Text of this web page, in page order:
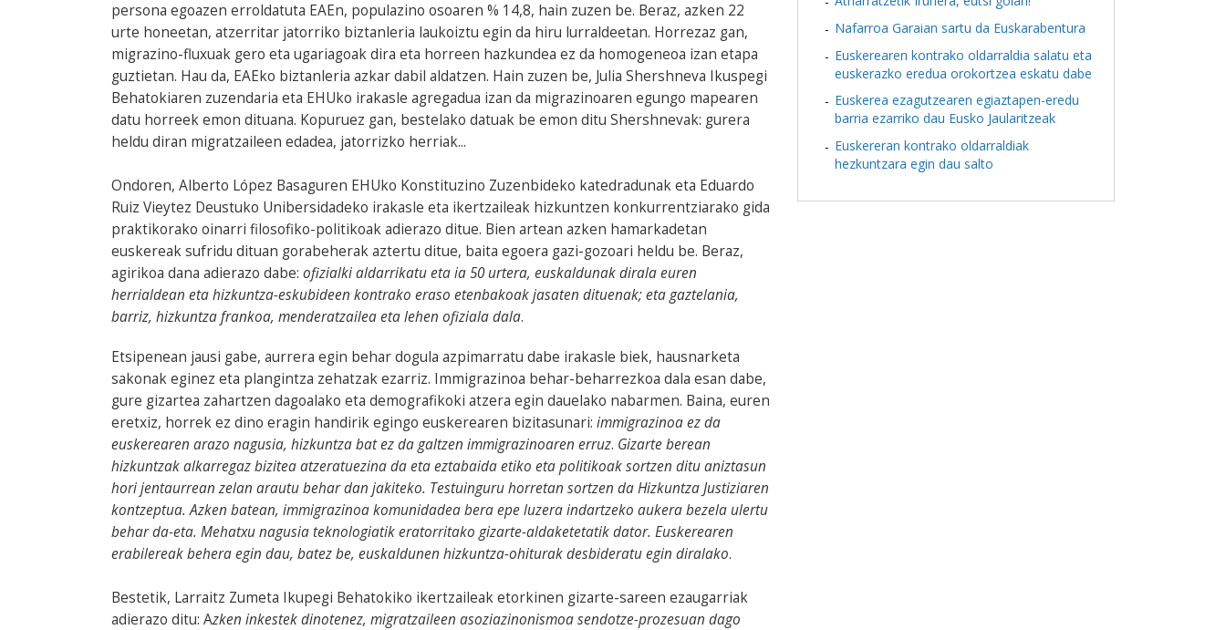
persona egoazen erroldatuta EAEn, populazino osoaren % 14,8, hain zuzen be. Beraz, azken 22
urte honeetan, atzerritar jatorriko biztanleria laukoiztu egin da hiru lurraldeetan. Horrezaz gan,
migrazino-fluxuak gero eta ugariagoak dira eta horreen hazkundea ez da homogeneoa izan etapa
guztietan. Hau da, EAEko biztanleria azkar dabil aldatzen. Hain zuzen be, Julia Shershneva Ikuspegi
Behatokiaren zuzendaria eta EHUko irakasle agregadua izan da migrazinoaren egungo mapearen
datu horreek emon dituana. Kopuruez gan, bestelako datuak be emon ditu Shershnevak: gurera
heldu diran migratzaileen edadea, jatorrizko herriak...
Ondoren, Alberto López Basaguren EHUko Konstituzino Zuzenbideko katedradunak eta Eduardo
Ruiz Vieytez Deustuko Unibersidadeko irakasle eta ikertzaileak hizkuntzen konkurrentziarako gida
praktikorako oinarri filosofiko-politikoak adierazo ditue. Bien artean azken hamarkadetan
euskereak sufridu dituan gorabeherak aztertu ditue, baita egoera gazi-gozoari heldu be. Beraz,
agirikoa dana adierazo dabe: ofizialki aldarrikatu eta ia 50 urtera, euskaldunak dirala euren
herrialdean eta hizkuntza-eskubideen kontrako eraso etenbakoak jasaten dituenak; eta gaztelania,
barriz, hizkuntza frankoa, menderatzailea eta lehen ofiziala dala.
Etsipenean jausi gabe, aurrera egin behar dogula azpimarratu dabe irakasle biek, hausnarketa
sakonak eginez eta plangintza zehatzak ezarriz. Immigrazinoa behar-beharrezkoa dala esan dabe,
gure gizartea zahartzen dagoalako eta demografikoki atzera egin dauelako nabarmen. Baina, euren
eretxiz, horrek ez dino eragin handirik egingo euskerearen bizitasunari: immigrazinoa ez da
euskerearen arazo nagusia, hizkuntza bat ez da galtzen immigrazinoaren erruz. Gizarte berean
hizkuntzak alkarregaz bizitea atzeratuezina da eta eztabaida etiko eta politikoak sortzen ditu aniztasun
hori jentaurrean zelan arautu behar dan jakiteko. Testuinguru horretan sortzen da Hizkuntza Justiziaren
kontzeptua. Azken batean, immigrazinoa komunidadea bera epe luzera indartzeko aukera bezela ulertu
behar da-eta. Mehatxu nagusia teknologiatik eratorritako gizarte-aldaketetatik dator. Euskerearen
erabilereak behera egin dau, batez be, euskaldunen hizkuntza-ohiturak desbideratu egin diralako.
Bestetik, Larraitz Zumeta Ikupegi Behatokiko ikertzaileak etorkinen gizarte-sareen ezaugarriak
adierazo ditu: Azken inkestek dinotenez, migratzaileen asoziazinonismoa sendotze-prozesuan dago
Nafarroa Garaian sartu da Euskarabentura
Euskerearen kontrako oldarraldia salatu eta
euskerazko eredua orokortzea eskatu dabe
Euskerea ezagutzearen egiaztapen-eredu
barria ezarriko dau Eusko Jaularitzeak
Euskereran kontrako oldarraldiak
hezkuntzara egin dau salto